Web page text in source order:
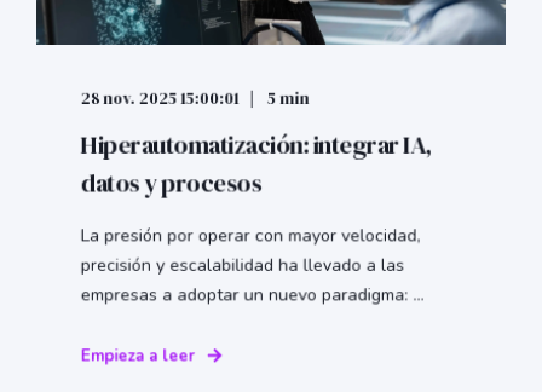
28 nov. 2025 15:00:01 5 min
Hiperautomatización: integrar IA,
datos y procesos
La presión por operar con mayor velocidad,
precisión y escalabilidad ha llevado a las
empresas a adoptar un nuevo paradigma: ...
Empieza a leer